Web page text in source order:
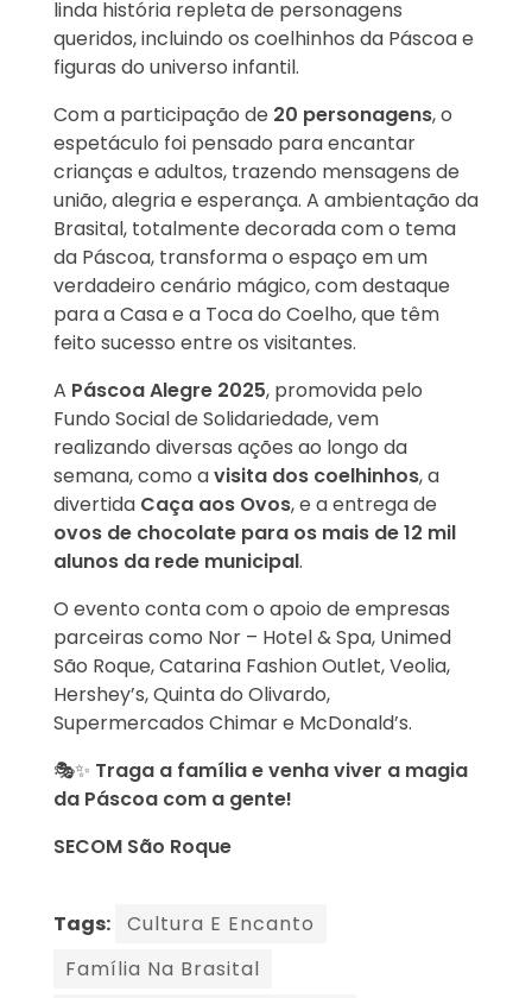
linda história repleta de personagens
queridos, incluindo os coelhinhos da Páscoa e
figuras do universo infantil.
Com a participação de 20 personagens, o
espetáculo foi pensado para encantar
crianças e adultos, trazendo mensagens de
união, alegria e esperança. A ambientação da
Brasital, totalmente decorada com o tema
da Páscoa, transforma o espaço em um
verdadeiro cenário mágico, com destaque
para a Casa e a Toca do Coelho, que têm
feito sucesso entre os visitantes.
A Páscoa Alegre 2025, promovida pelo
Fundo Social de Solidariedade, vem
realizando diversas ações ao longo da
semana, como avisita dos coelhinhos, a
divertida Caça aos Ovos, e a entrega de
ovos de chocolate para os mais de 12 mil
alunos da rede municipal.
O evento conta com o apoio de empresas
parceiras como Nor – Hotel & Spa, Unimed
São Roque, Catarina Fashion Outlet, Veolia,
Hershey’s, Quinta do Olivardo,
Supermercados Chimar e McDonald’s.
🎭✨ Traga a família e venha viver a magia
da Páscoa com a gente!
SECOM São Roque
Tags:
Cultura E Encanto
Família Na Brasital